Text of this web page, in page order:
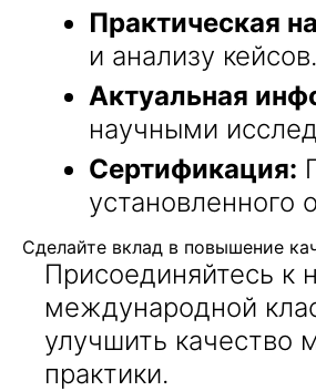
Практическая
и анализу кейсов.
Актуальная
научными
Сертификация:
установленного
Сделайте вклад в повышение
Присоединяйтесь к
международной
улучшить качество
практики.